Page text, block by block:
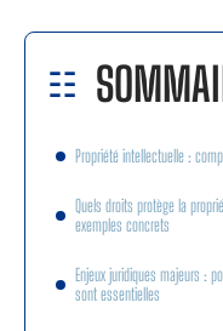
Propriété intellectuelle :
Quels droits protège la
exemples concrets
Enjeux juridiques majeurs :
sont essentielles